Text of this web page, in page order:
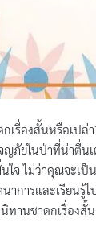
รื่องสั้นหรือเปล่
ญภัยในป่าที่น่าตื่
ใจ ไม่ว่าคุณจะ
าการและเรียน
านชาดกเรื่อง